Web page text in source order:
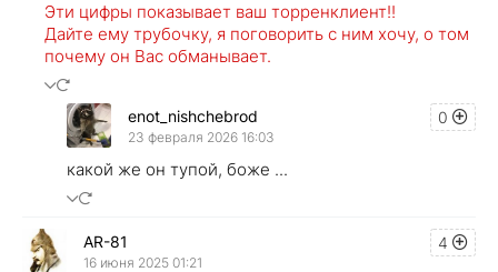
Эти цифры показывает ваш торренклиент!!
Дайте ему трубочку, я поговорить с ним хочу, о том
почему он Вас обманывает.
0
enot_nishchebrod
23 февраля 2026 16:03
какой же он тупой, боже ...
4
AR-81
16 июня 2025 01:21